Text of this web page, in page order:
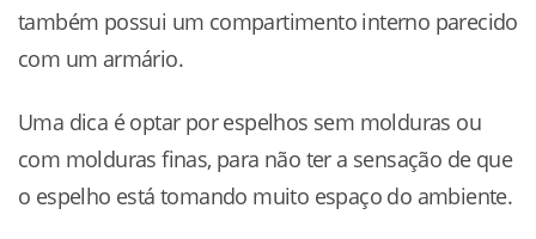
também possui um compartimento interno parecido
com um armário.
Uma dica é optar por espelhos sem molduras ou
com molduras finas, para não ter a sensação de que
o espelho está tomando muito espaço do ambiente.